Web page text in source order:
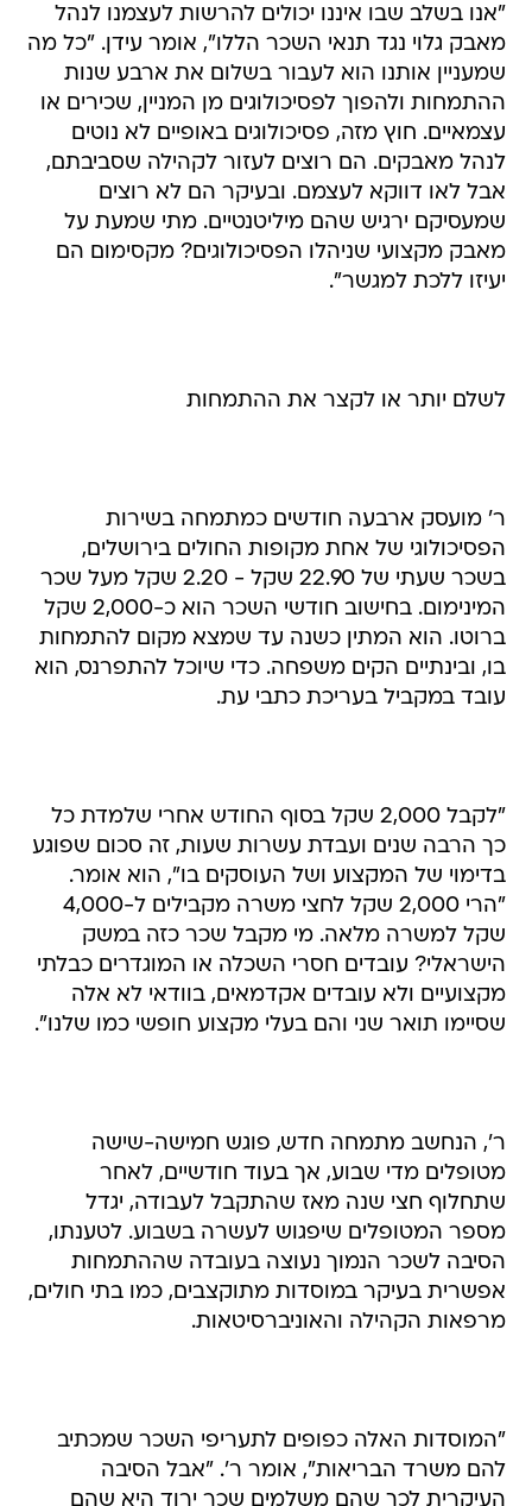
"אנו בשלב שבו איננו יכולים להרשות לעצמנו לנהל
מאבק גלוי נגד תנאי השכר הללו", אומר עידן. "כל מה
שמעניין אותנו הוא לעבור בשלום את ארבע שנות
ההתמחות ולהפוך לפסיכולוגים מן המניין, שכירים או
עצמאיים. חוץ מזה, פסיכולוגים באופיים לא נוטים
לנהל מאבקים. הם רוצים לעזור לקהילה שסביבתם,
אבל לאו דווקא לעצמם. ובעיקר הם לא רוצים
שמעסיקם ירגיש שהם מיליטנטיים. מתי שמעת על
מאבק מקצועי שניהלו הפסיכולוגים? מקסימום הם
יעיזו ללכת למגשר".
לשלם יותר או לקצר את ההתמחות
ר' מועסק ארבעה חודשים כמתמחה בשירות
הפסיכולוגי של אחת מקופות החולים בירושלים,
בשכר שעתי של 22.90 שקל - 2.20 שקל מעל שכר
המינימום. בחישוב חודשי השכר הוא כ-2,000 שקל
ברוטו. הוא המתין כשנה עד שמצא מקום להתמחות
בו, ובינתיים הקים משפחה. כדי שיוכל להתפרנס, הוא
עובד במקביל בעריכת כתבי עת.
"לקבל 2,000 שקל בסוף החודש אחרי שלמדת כל
כך הרבה שנים ועבדת עשרות שעות, זה סכום שפוגע
בדימוי של המקצוע ושל העוסקים בו", הוא אומר.
"הרי 2,000 שקל לחצי משרה מקבילים ל-4,000
שקל למשרה מלאה. מי מקבל שכר כזה במשק
הישראלי? עובדים חסרי השכלה או המוגדרים כבלתי
מקצועיים ולא עובדים אקדמאים, בוודאי לא אלה
שסיימו תואר שני והם בעלי מקצוע חופשי כמו שלנו".
ר', הנחשב מתמחה חדש, פוגש חמישה-שישה
מטופלים מדי שבוע, אך בעוד חודשיים, לאחר
שתחלוף חצי שנה מאז שהתקבל לעבודה, יגדל
מספר המטופלים שיפגוש לעשרה בשבוע. לטענתו,
הסיבה לשכר הנמוך נעוצה בעובדה שההתמחות
אפשרית בעיקר במוסדות מתוקצבים, כמו בתי חולים,
מרפאות הקהילה והאוניברסיטאות.
"המוסדות האלה כפופים לתעריפי השכר שמכתיב
להם משרד הבריאות", אומר ר'. "אבל הסיבה
העיקרית לכך שהם משלמים שכר ירוד היא שהם